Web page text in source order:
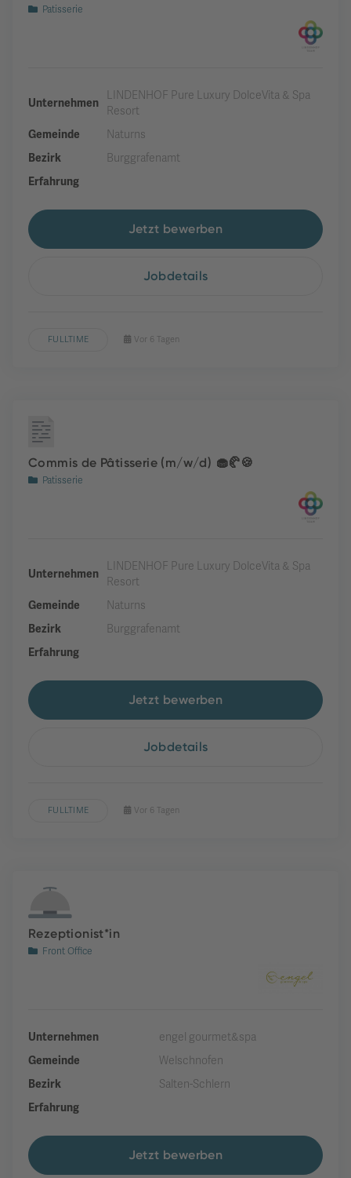
Patisserie
Unternehmen
LINDENHOF Pure Luxury DolceVita & Spa
Resort
Gemeinde
Naturns
Bezirk
Burggrafenamt
Erfahrung
Jetzt bewerben
Jobdetails
FULLTIME Vor 6 Tagen
Commis de Pâtisserie (m/w/d) 🧁🥐🍪
Patisserie
Unternehmen
LINDENHOF Pure Luxury DolceVita & Spa
Resort
Gemeinde
Naturns
Bezirk
Burggrafenamt
Erfahrung
Jetzt bewerben
Jobdetails
FULLTIME Vor 6 Tagen
Rezeptionist*in
Front Office
Unternehmen
engel gourmet&spa
Gemeinde
Welschnofen
Bezirk
Salten-Schlern
Erfahrung
Jetzt bewerben